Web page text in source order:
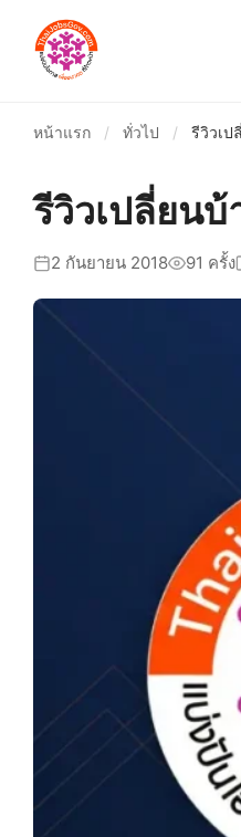
หน้าแรก / ทั่วไป / รีวิวเ
รีวิวเปลี่ยน
2 กันยายน 2018 91 ครั้ง